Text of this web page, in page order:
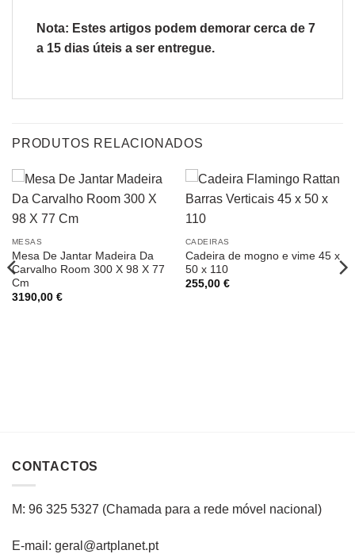
Nota: Estes artigos podem demorar cerca de 7
a 15 dias úteis a ser entregue.
PRODUTOS RELACIONADOS
MESAS
Mesa De Jantar Madeira Da
Carvalho Room 300 X 98 X 77
Cm
3190,00 €
CADEIRAS
Cadeira de mogno e vime 45 x
50 x 110
255,00 €
CONTACTOS
M: 96 325 5327 (Chamada para a rede móvel nacional )
E-mail: geral@artplanet.pt